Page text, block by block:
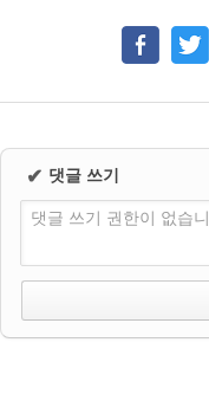
✔ 댓글 쓰기
댓글 쓰기 권한이 없습